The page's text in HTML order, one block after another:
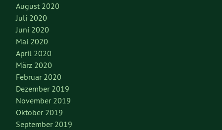
August 2020
Juli 2020
Juni 2020
Mai 2020
April 2020
März 2020
Februar 2020
Dezember 2019
November 2019
Oktober 2019
September 2019